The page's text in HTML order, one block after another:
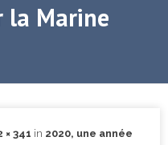
la Marine
× 341 in 2020, une année